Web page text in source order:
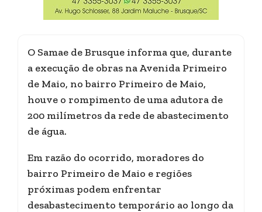
O Samae de Brusque informa que, durante
a execução de obras na Avenida Primeiro
de Maio, no bairro Primeiro de Maio,
houve o rompimento de uma adutora de
200 milímetros da rede de abastecimento
de água.
Em razão do ocorrido, moradores do
bairro Primeiro de Maio e regiões
próximas podem enfrentar
desabastecimento temporário ao longo da